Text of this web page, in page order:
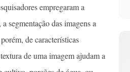
empregaram a
segmentação das imagens a
de características
de uma imagem ajudam a